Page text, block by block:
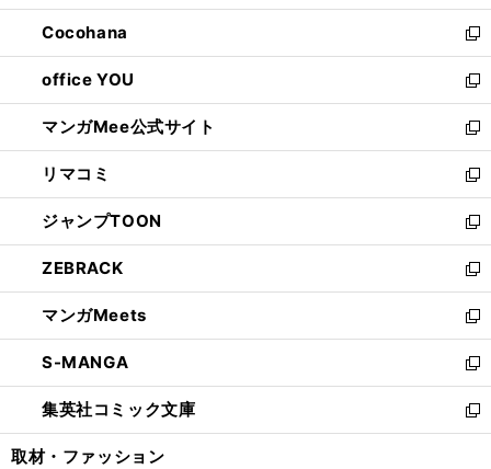
開
く
ウ
で
開
く
ン
ド
ウ
で
開
く
し
い
ウ
ィ
ン
ド
ウ
で
開
く
Cocohana
新
し
い
ウ
ィ
ン
ド
ウ
で
開
く
office YOU
新
し
い
ウ
ィ
ン
ド
ウ
で
開
く
マンガMee公式サイト
新
し
い
ウ
ィ
ン
ド
ウ
で
開
く
リマコミ
新
し
い
ウ
ィ
ン
ド
ウ
で
開
く
ジャンプTOON
新
し
い
ウ
ィ
ン
ド
ウ
で
開
ZEBRACK
新
し
い
ウ
ィ
ン
ド
ウ
マンガMeets
新
し
い
ウ
ィ
ン
S-MANGA
新
し
い
ウ
集英社コミック文庫
新
し
取材・ファッション